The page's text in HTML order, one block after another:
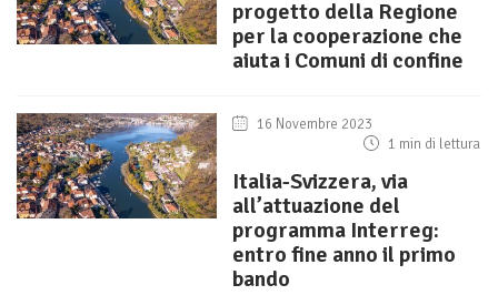
progetto della Regione
per la cooperazione che
aiuta i Comuni di confine
16 Novembre 2023
1 min di lettura
Italia-Svizzera, via
all’attuazione del
programma Interreg:
entro fine anno il primo
bando